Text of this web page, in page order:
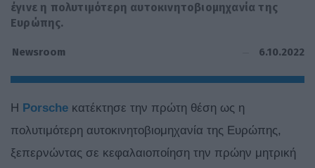
έγινε η πολυτιμότερη αυτοκινητοβιομηχανία της
Ευρώπης.
Newsroom 6.10.2022
Η Porsche κατέκτησε την πρώτη θέση ως η
πολυτιμότερη αυτοκινητοβιομηχανία της Ευρώπης,
ξεπερνώντας σε κεφαλαιοποίηση την πρώην μητρική